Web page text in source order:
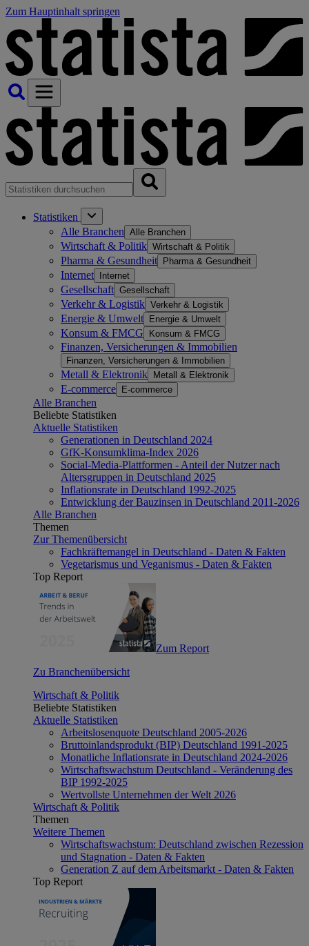
Zum Hauptinhalt springen
Statistiken
Alle Branchen Alle Branchen
Wirtschaft & Politik Wirtschaft & Politik
Pharma & Gesundheit Pharma & Gesundheit
Internet Internet
Gesellschaft Gesellschaft
Verkehr & Logistik Verkehr & Logistik
Energie & Umwelt Energie & Umwelt
Konsum & FMCG Konsum & FMCG
Finanzen, Versicherungen & Immobilien
Finanzen, Versicherungen & Immobilien
Metall & Elektronik Metall & Elektronik
E-commerce E-commerce
Alle Branchen
Beliebte Statistiken
Aktuelle Statistiken
Generationen in Deutschland 2024
GfK-Konsumklima-Index 2026
Social-Media-Plattformen - Anteil der Nutzer nach
Altersgruppen in Deutschland 2025
Inflationsrate in Deutschland 1992-2025
Entwicklung der Bauzinsen in Deutschland 2011-2026
Alle Branchen
Themen
Zur Themenübersicht
Fachkräftemangel in Deutschland - Daten & Fakten
Vegetarismus und Veganismus - Daten & Fakten
Top Report
Zum Report
Zu Branchenübersicht
Wirtschaft & Politik
Beliebte Statistiken
Aktuelle Statistiken
Arbeitslosenquote Deutschland 2005-2026
Bruttoinlandsprodukt (BIP) Deutschland 1991-2025
Monatliche Inflationsrate in Deutschland 2024-2026
Wirtschaftswachstum Deutschland - Veränderung des
BIP 1992-2025
Wertvollste Unternehmen der Welt 2026
Wirtschaft & Politik
Themen
Weitere Themen
Wirtschaftswachstum: Deutschland zwischen Rezession
und Stagnation - Daten & Fakten
Generation Z auf dem Arbeitsmarkt - Daten & Fakten
Top Report